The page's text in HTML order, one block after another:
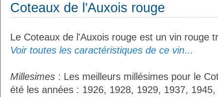
Coteaux de l'Auxois rouge
Le Coteaux de l'Auxois rouge est un vin rouge
Voir toutes les caractéristiques de ce vin...
Millesimes : Les meilleurs millésimes pour le
été les années : 1926, 1928, 1929, 1937,